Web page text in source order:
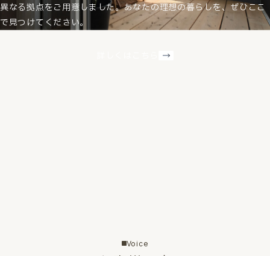
異なる拠点をご用意しました。あなたの理想の暮らしを、ぜひここ
で見つけてください。
Voice